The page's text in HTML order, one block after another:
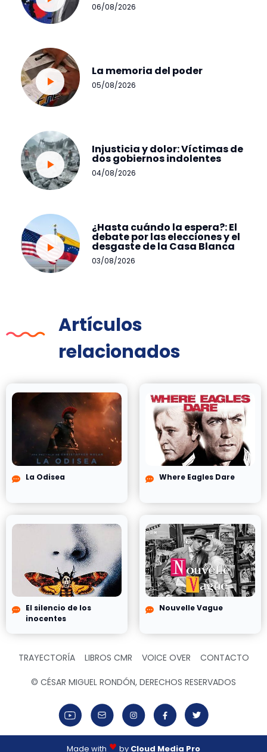
06/08/2026
La memoria del poder
05/08/2026
Injusticia y dolor: Víctimas de
dos gobiernos indolentes
04/08/2026
¿Hasta cuándo la espera?: El
debate por las elecciones y el
desgaste de la Casa Blanca
03/08/2026
Artículos
relacionados
La Odisea Where Eagles Dare
El silencio de los
inocentes
Nouvelle Vague
TRAYECTORÍA LIBROS CMR VOICE OVER CONTACTO
© CÉSAR MIGUEL RONDÓN, DERECHOS RESERVADOS
Made with by Cloud Media Pro